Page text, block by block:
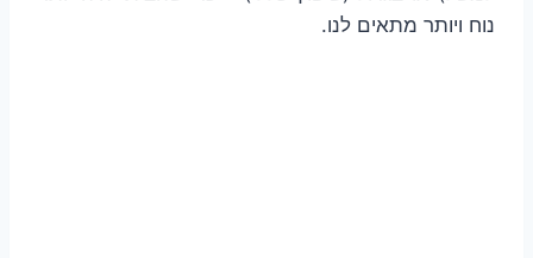
נוח ויותר מתאים לנו.